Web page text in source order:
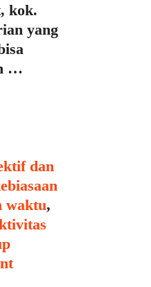
kok.
yang
…
dan
waktu,